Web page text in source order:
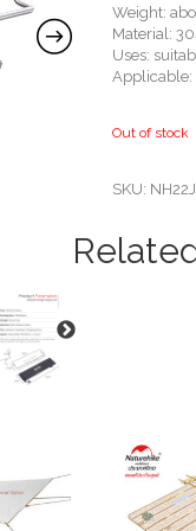
Weight:
Material:
Uses:
Applicable:
Out of stock
SKU: